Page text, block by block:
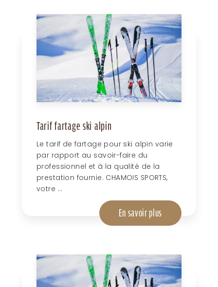
Tarif fartage ski alpin
Le tarif de fartage pour ski alpin varie
par rapport au savoir-faire du
professionnel et à la qualité de la
prestation fournie. CHAMOIS SPORTS,
votre ...
En savoir plus